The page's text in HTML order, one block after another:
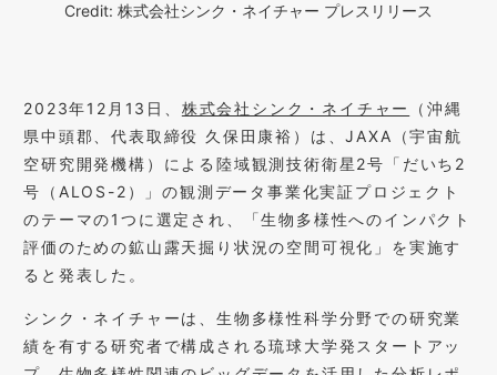
Credit: 株式会社シンク・ネイチャー プレスリリース
2023年12月13日、 株式会社シンク・ネイチャー
（沖縄
県中頭郡、代表取締役 久保田康裕）は、JAXA（宇宙航
空研究開発機構）による陸域観測技術衛星2号「だいち2
号（ALOS-2）」の観測データ事業化実証プロジェクト
のテーマの1つに選定され、「生物多様性へのインパクト
評価のための鉱山露天掘り状況の空間可視化」を実施す
ると発表した。
シンク・ネイチャーは、生物多様性科学分野での研究業
績を有する研究者で構成される琉球大学発スタートアッ